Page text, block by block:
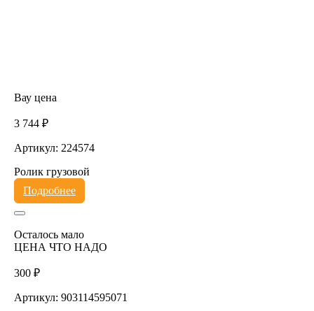
Вау цена
3 744 ₽
Артикул: 224574
Ролик грузовой
Подробнее
Осталось мало
ЦЕНА ЧТО НАДО
300 ₽
Артикул: 903114595071